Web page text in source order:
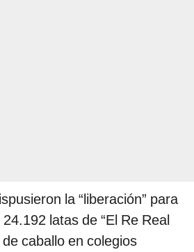
la “liberación” para
latas de “El Re Real
caballo en colegios